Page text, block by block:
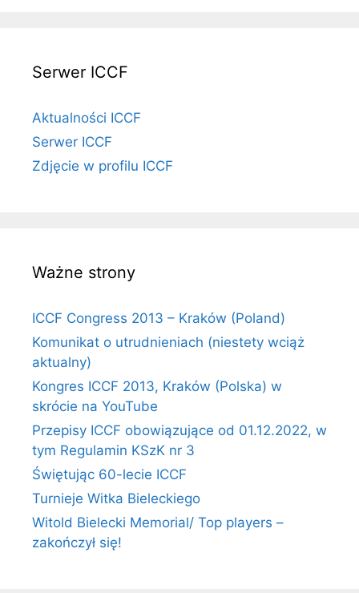
Serwer ICCF
Aktualności ICCF
Serwer ICCF
Zdjęcie w profilu ICCF
Ważne strony
ICCF Congress 2013 – Kraków (Poland)
Komunikat o utrudnieniach (niestety wciąż
aktualny)
Kongres ICCF 2013, Kraków (Polska) w
skrócie na YouTube
Przepisy ICCF obowiązujące od 01.12.2022, w
tym Regulamin KSzK nr 3
Świętując 60-lecie ICCF
Turnieje Witka Bieleckiego
Witold Bielecki Memorial/ Top players –
zakończył się!